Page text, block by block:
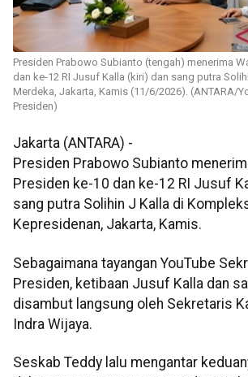
Presiden Prabowo Subianto (tengah) menerima
dan ke-12 RI Jusuf Kalla (kiri) dan sang putra
Merdeka, Jakarta, Kamis (11/6/2026). (ANTARA/
Presiden)
Jakarta (ANTARA) -
Presiden Prabowo Subianto
Presiden ke-10 dan ke-12 RI Jusuf
sang putra Solihin J Kalla di
Kepresidenan, Jakarta, Kamis.
Sebagaimana tayangan YouTube
Presiden, ketibaan Jusuf Kalla dan
disambut langsung oleh Sekretaris
Indra Wijaya.
Seskab Teddy lalu mengantar